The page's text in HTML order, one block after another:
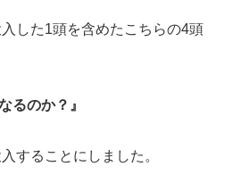
した1頭を含めたこちらの4頭
るのか？』
することにしました。